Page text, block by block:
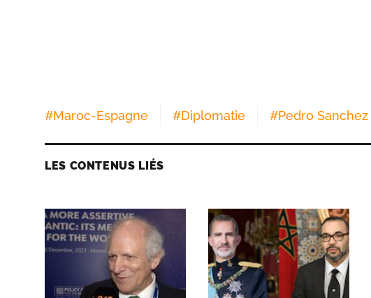
#Maroc-Espagne #Diplomatie #Pedro Sanchez
LES CONTENUS LIÉS